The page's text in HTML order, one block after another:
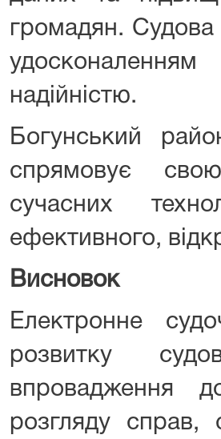
громадян.
надійністю.
Богунський
спрямовує
сучасних
ефективного,
Висновок
Електронне
розвитку
впровадження
розгляду справ,